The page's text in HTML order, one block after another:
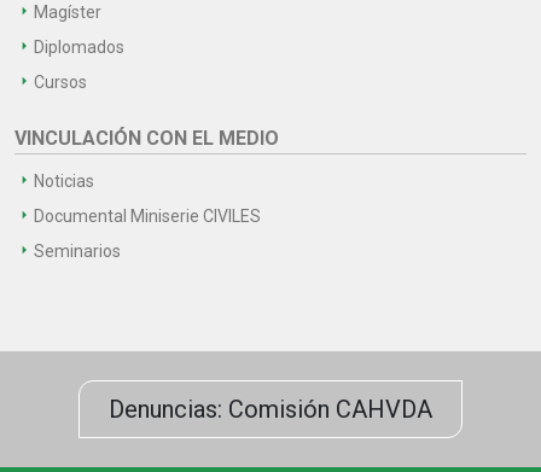
Magíster
Diplomados
Cursos
VINCULACIÓN CON EL MEDIO
Noticias
Documental Miniserie CIVILES
Seminarios
Denuncias: Comisión CAHVDA